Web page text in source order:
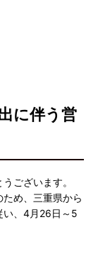
に伴う営
ございます。
め、三重県から
い、4月26日～5